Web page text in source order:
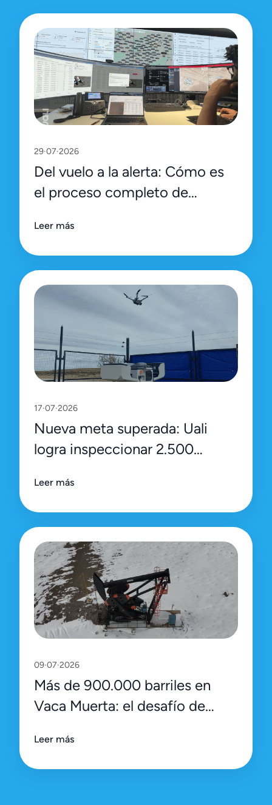
29·07·2026
Del vuelo a la alerta: Cómo es
el proceso completo de
plataforma de Uali
Leer más
17·07·2026
Nueva meta superada: Uali
logra inspeccionar 2.500
Leer más
09·07·2026
Más de 900.000 barriles en
Vaca Muerta: el desafío de
eficiencia y datos de precisión
Leer más